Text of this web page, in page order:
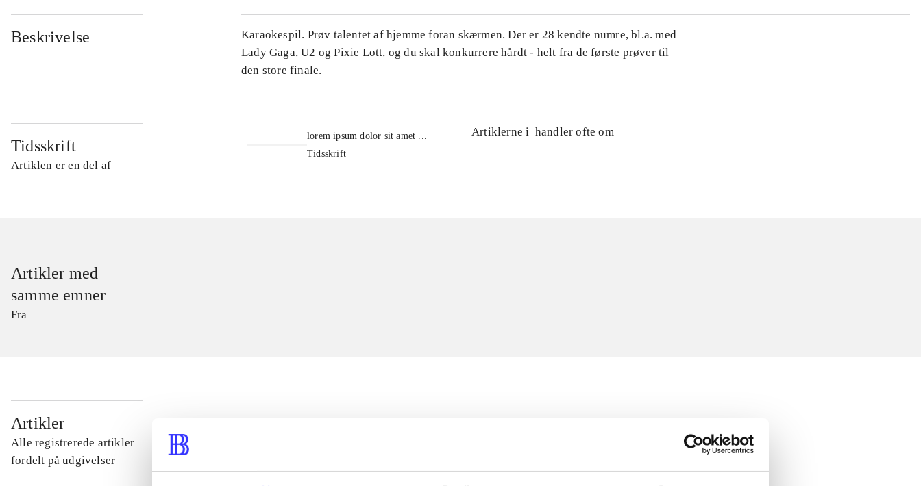
Beskrivelse
Karaokespil. Prøv talentet af hjemme foran skærmen. Der er 28 kendte numre, bl.a. med
Lady Gaga, U2 og Pixie Lott, og du skal konkurrere hårdt - helt fra de første prøver til
den store finale.
Tidsskrift
Artiklen er en del af
lorem ipsum dolor sit amet ...
Tidsskrift
Artiklerne i handler ofte om
Artikler med
samme emner
Fra
Artikler
Alle registrerede artikler
fordelt på udgivelser